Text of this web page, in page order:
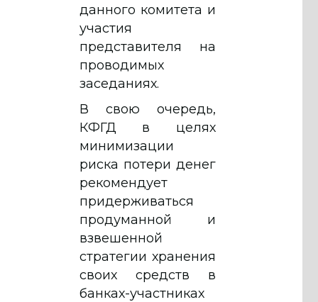
данного комитета и
участия
представителя на
проводимых
заседаниях.
В свою очередь,
КФГД в целях
минимизации
риска потери денег
рекомендует
придерживаться
продуманной и
взвешенной
стратегии хранения
своих средств в
банках-участниках